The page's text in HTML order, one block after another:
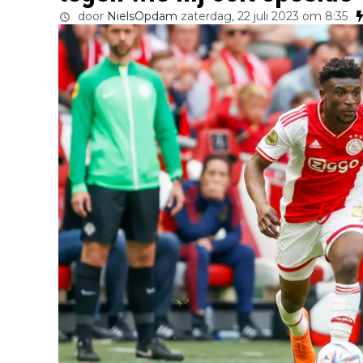
door NielsOpdam zaterdag, 22 juli 2023 om 8:35